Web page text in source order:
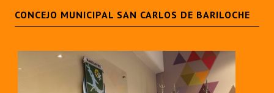
CONCEJO MUNICIPAL SAN CARLOS DE BARILOCHE